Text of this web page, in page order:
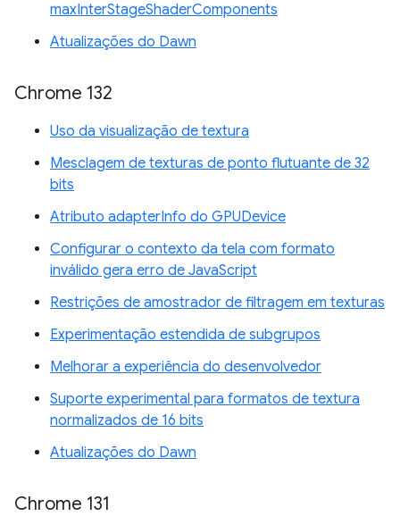
maxInterStageShaderComponents
Atualizações do Dawn
Chrome 132
Uso da visualização de textura
Mesclagem de texturas de ponto flutuante de 32
bits
Atributo adapterInfo do GPUDevice
Configurar o contexto da tela com formato
inválido gera erro de JavaScript
Restrições de amostrador de filtragem em texturas
Experimentação estendida de subgrupos
Melhorar a experiência do desenvolvedor
Suporte experimental para formatos de textura
normalizados de 16 bits
Atualizações do Dawn
Chrome 131